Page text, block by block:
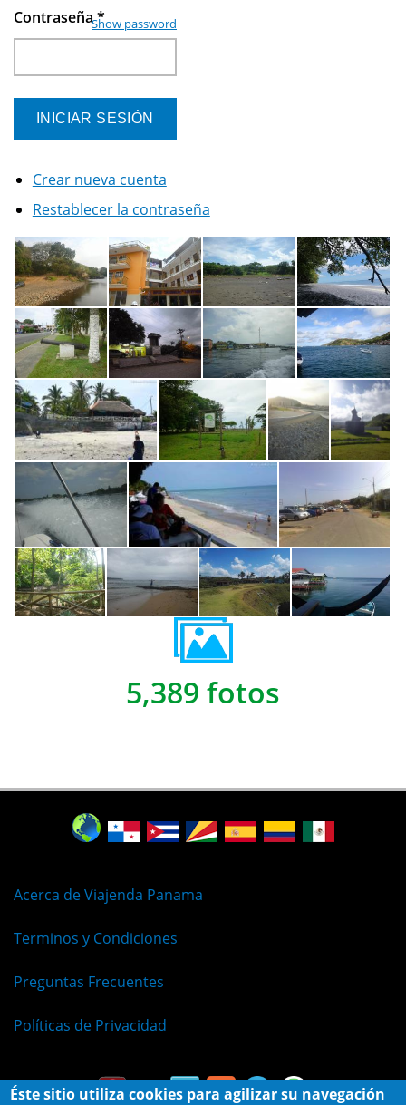
Contraseña*
Show password
Crear nueva cuenta
Restablecer la contraseña
5,389 fotos
Acerca de Viajenda Panama
Terminos y Condiciones
Preguntas Frecuentes
Políticas de Privacidad
Éste sitio utiliza cookies para agilizar su navegación